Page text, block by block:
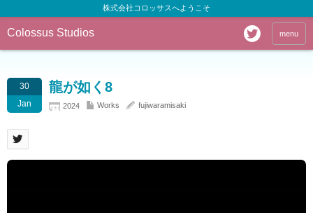
株式会社コロッサスへようこそ
Colossus Studios menu
30
Jan
龍が如く8
2024 Works fujiwaramisaki